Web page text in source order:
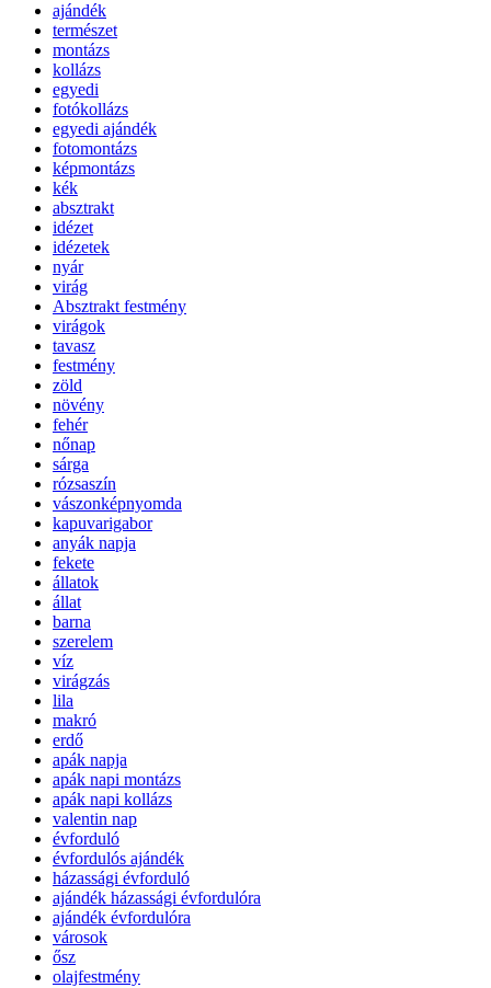
ajándék
természet
montázs
kollázs
egyedi
fotókollázs
egyedi ajándék
fotomontázs
képmontázs
kék
absztrakt
idézet
idézetek
nyár
virág
Absztrakt festmény
virágok
tavasz
festmény
zöld
növény
fehér
nőnap
sárga
rózsaszín
vászonképnyomda
kapuvarigabor
anyák napja
fekete
állatok
állat
barna
szerelem
víz
virágzás
lila
makró
erdő
apák napja
apák napi montázs
apák napi kollázs
valentin nap
évforduló
évfordulós ajándék
házassági évforduló
ajándék házassági évfordulóra
ajándék évfordulóra
városok
ősz
olajfestmény